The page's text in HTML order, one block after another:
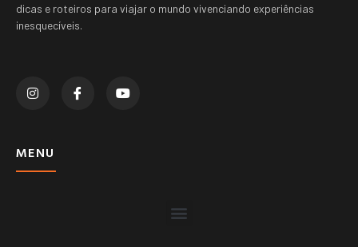
dicas e roteiros para viajar o mundo vivenciando experiências
inesquecíveis.
MENU